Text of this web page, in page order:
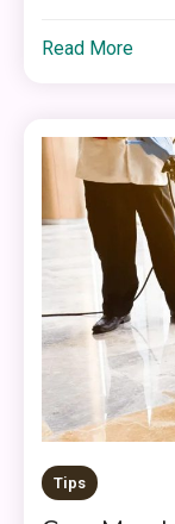
Read More
Tips